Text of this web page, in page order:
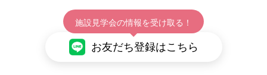
施設見学会の情報を受け取る！
お友だち登録はこちら